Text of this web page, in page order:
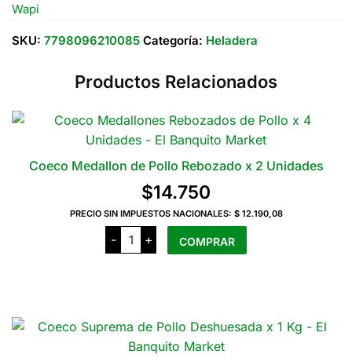
Wapi
SKU: 7798096210085 Categoría: Heladera
Productos Relacionados
Coeco Medallon de Pollo Rebozado x 2 Unidades
$14.750
PRECIO SIN IMPUESTOS NACIONALES: $ 12.190,08
-
Coeco
Medallon
de
cantidad
+ COMPRAR